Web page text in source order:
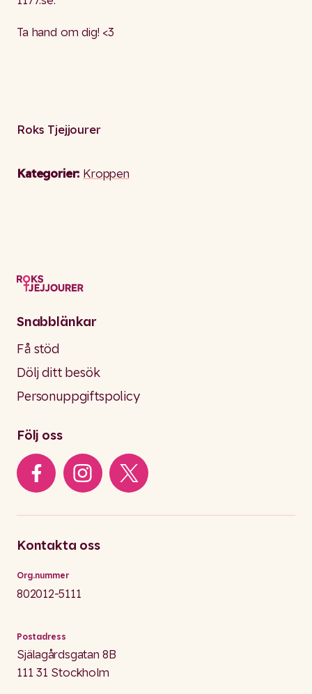
Ta hand om dig! <3
Roks Tjejjourer
Kategorier: Kroppen
Snabblänkar
Få stöd
Dölj ditt besök
Personuppgiftspolicy
Följ oss
Kontakta oss
Org.nummer
802012-5111
Postadress
Själagårdsgatan 8B
111 31 Stockholm